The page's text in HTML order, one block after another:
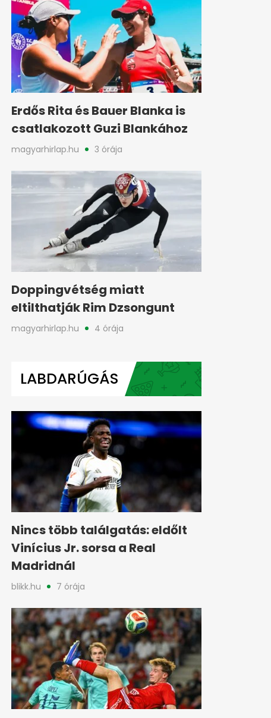
Erdős Rita és Bauer Blanka is
csatlakozott Guzi Blankához
magyarhirlap.hu 3 órája
Doppingvétség miatt
eltilthatják Rim Dzsongunt
magyarhirlap.hu 4 órája
LABDARÚGÁS
Nincs több találgatás: eldőlt
Vinícius Jr. sorsa a Real
Madridnál
blikk.hu 7 órája